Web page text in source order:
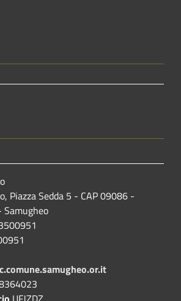
Piazza Sedda 5 - CAP 09086 -